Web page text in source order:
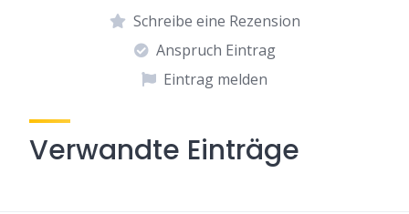
Schreibe eine Rezension
Anspruch Eintrag
Eintrag melden
Verwandte Einträge